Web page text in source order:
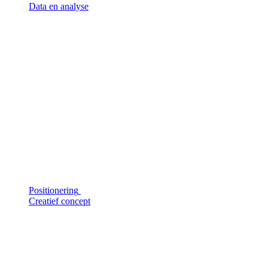
Data en analyse
Positionering
Creatief concept